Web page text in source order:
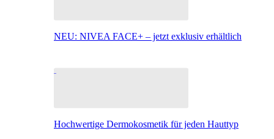
NEU: NIVEA FACE+ – jetzt exklusiv erhältlich
Hochwertige Dermokosmetik für jeden Hauttyp